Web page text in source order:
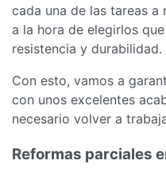
cada una de las tareas
a la hora de elegirlos
resistencia y durabilidad.
Con esto, vamos a
con unos excelentes
necesario volver a
Reformas parciales